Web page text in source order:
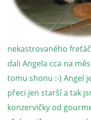
NATÁČENÍ V
AKCE
SLUŽBY
HISTORIE - 2010 -
nekastrovaného
dali Angela cca na
tomu shonu :-) Angel
přeci jen starší a tak
konzervičky od